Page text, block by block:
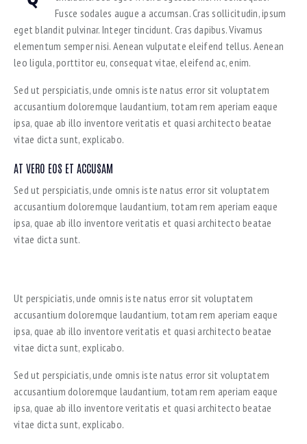
Fusce sodales augue a accumsan. Cras sollicitudin, ipsum
eget blandit pulvinar. Integer tincidunt. Cras dapibus. Vivamus
elementum semper nisi. Aenean vulputate eleifend tellus. Aenean
leo ligula, porttitor eu, consequat vitae, eleifend ac, enim.
Sed ut perspiciatis, unde omnis iste natus error sit voluptatem
accusantium doloremque laudantium, totam rem aperiam eaque
ipsa, quae ab illo inventore veritatis et quasi architecto beatae
vitae dicta sunt, explicabo.
AT VERO EOS ET ACCUSAM
Sed ut perspiciatis, unde omnis iste natus error sit voluptatem
accusantium doloremque laudantium, totam rem aperiam eaque
ipsa, quae ab illo inventore veritatis et quasi architecto beatae
vitae dicta sunt.
Ut perspiciatis, unde omnis iste natus error sit voluptatem
accusantium doloremque laudantium, totam rem aperiam eaque
ipsa, quae ab illo inventore veritatis et quasi architecto beatae
vitae dicta sunt, explicabo.
Sed ut perspiciatis, unde omnis iste natus error sit voluptatem
accusantium doloremque laudantium, totam rem aperiam eaque
ipsa, quae ab illo inventore veritatis et quasi architecto beatae
vitae dicta sunt, explicabo.